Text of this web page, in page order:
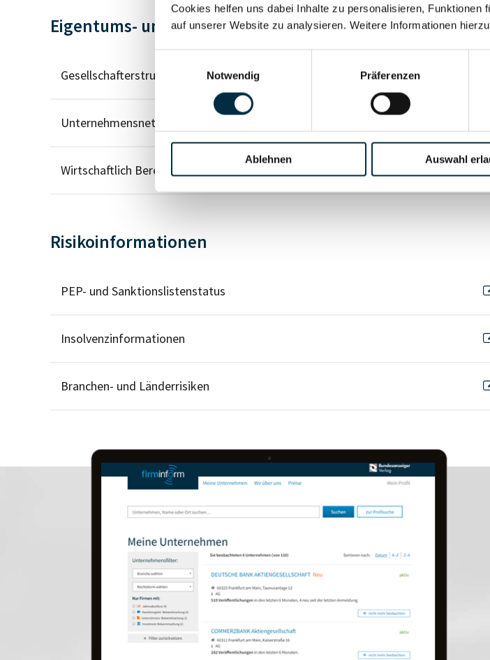
Cookies helfen uns dabei Inhalte zu personalisieren, Funktionen
auf unserer Website zu analysieren. Weitere Informationen
Notwendig
Präferenzen
Ablehnen Auswahl
Eigentums- und Kontrollstruktur
Gesellschafterstruktur
Unternehmensnetzwerk
Wirtschaftlich Berechtigten Pfad
Risikoinformationen
PEP- und Sanktionslistenstatus
Insolvenzinformationen
Branchen- und Länderrisiken